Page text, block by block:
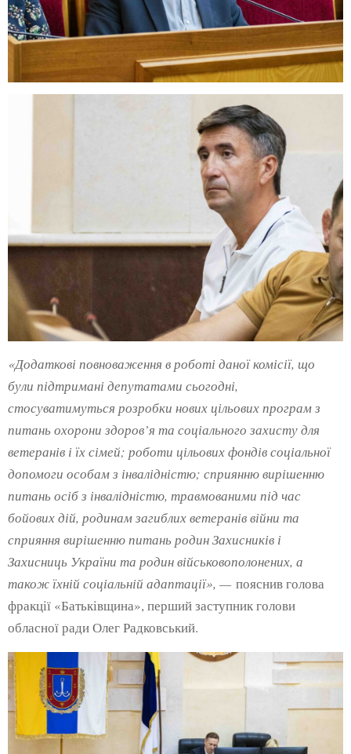
«Додаткові повноваження в роботі даної комісії, що
були підтримані депутатами сьогодні,
стосуватимуться розробки нових цільових програм з
питань охорони здоров’я та соціального захисту для
ветеранів і їх сімей; роботи цільових фондів соціальної
допомоги особам з інвалідністю; сприянню вирішенню
питань осіб з інвалідністю, травмованими під час
бойових дій, родинам загиблих ветеранів війни та
сприяння вирішенню питань родин Захисників і
Захисниць України та родин військовополонених, а
також їхній соціальній адаптації», — пояснив голова
фракції «Батьківщина», перший заступник голови
обласної ради Олег Радковський.